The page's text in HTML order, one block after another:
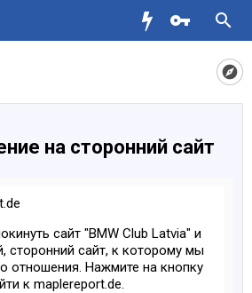
на сторонний сайт
сайт "BMW Club Latvia" и
сторонний сайт, к которому мы
отношения. Нажмите на кнопку
к maplereport.de.